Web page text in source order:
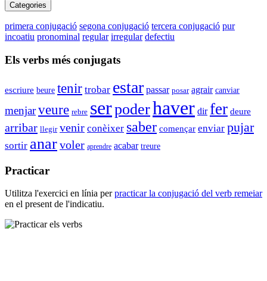
Categories
primera conjugació segona conjugació tercera conjugació pur
incoatiu pronominal regular irregular defectiu
Els verbs més conjugats
escriure beure tenir trobar estar passar posar agrair canviar
menjarveure rebre serpoderhaver dir fer deure
arribar llegir venir conèixer saber començar enviar pujar
sortir anarvoler aprendre acabar treure
Practicar
Utilitza l'exercici en línia perpracticar la conjugació del verb remeiar
en el present de l'indicatiu.